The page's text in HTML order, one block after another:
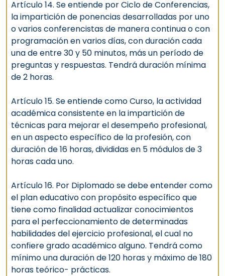
Artículo 14. Se entiende por Ciclo de Conferencias,
la impartición de ponencias desarrolladas por uno
o varios conferencistas de manera continua o con
programación en varios días, con duración cada
una de entre 30 y 50 minutos, más un período de
preguntas y respuestas. Tendrá duración mínima
de 2 horas.
Artículo 15. Se entiende como Curso, la actividad
académica consistente en la impartición de
técnicas para mejorar el desempeño profesional,
en un aspecto específico de la profesión, con
duración de 16 horas, divididas en 5 módulos de 3
horas cada uno.
Artículo 16. Por Diplomado se debe entender como
el plan educativo con propósito específico que
tiene como finalidad actualizar conocimientos
para el perfeccionamiento de determinadas
habilidades del ejercicio profesional, el cual no
confiere grado académico alguno. Tendrá como
mínimo una duración de 120 horas y máximo de 180
horas teórico- prácticas.